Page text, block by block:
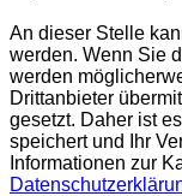
An dieser Stelle
werden. Wenn Sie
werden
Drittanbieter
gesetzt. Daher ist
speichert und Ihr
Informationen zur